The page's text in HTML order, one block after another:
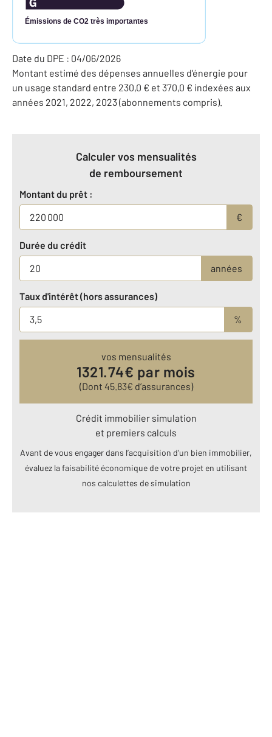
Émissions de CO2 très importantes
Date du DPE : 04/06/2026
Montant estimé des dépenses annuelles d'énergie pour
un usage standard entre 230,0 € et 370,0 € indexées aux
années 2021, 2022, 2023 (abonnements compris).
Calculer vos mensualités
de remboursement
Montant du prêt :
€
Durée du crédit
années
Taux d'intérêt (hors assurances)
%
vos mensualités
1321.74€ par mois
(Dont 45.83€ d’assurances)
Crédit immobilier simulation
et premiers calculs
Avant de vous engager dans l’acquisition d’un bien immobilier,
évaluez la faisabilité économique de votre projet en utilisant
nos calculettes de simulation